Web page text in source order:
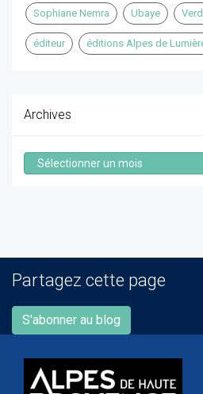
Sophiane Nemra Ubaye
éditeur éditions Alpes de
Archives
Archives
Partagez cette page
S'abonner au blog